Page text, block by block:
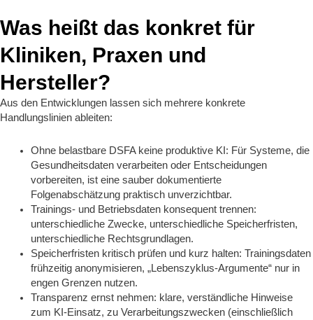
Was heißt das konkret für
Kliniken, Praxen und
Hersteller?
Aus den Entwicklungen lassen sich mehrere konkrete
Handlungslinien ableiten:
Ohne belastbare DSFA keine produktive KI: Für Systeme, die
Gesundheitsdaten verarbeiten oder Entscheidungen
vorbereiten, ist eine sauber dokumentierte
Folgenabschätzung praktisch unverzichtbar.
Trainings‑ und Betriebsdaten konsequent trennen:
unterschiedliche Zwecke, unterschiedliche Speicherfristen,
unterschiedliche Rechtsgrundlagen.
Speicherfristen kritisch prüfen und kurz halten: Trainingsdaten
frühzeitig anonymisieren, „Lebenszyklus‑Argumente“ nur in
engen Grenzen nutzen.
Transparenz ernst nehmen: klare, verständliche Hinweise
zum KI‑Einsatz, zu Verarbeitungszwecken (einschließlich